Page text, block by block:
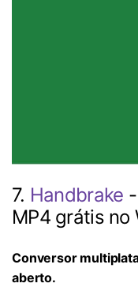
7. Handbrake
MP4 grátis
Conversor
aberto.